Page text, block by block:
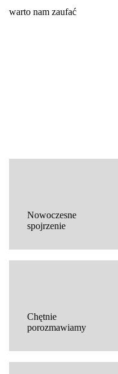
warto nam zaufać
Nowoczesne
spojrzenie
Chętnie
porozmawiamy